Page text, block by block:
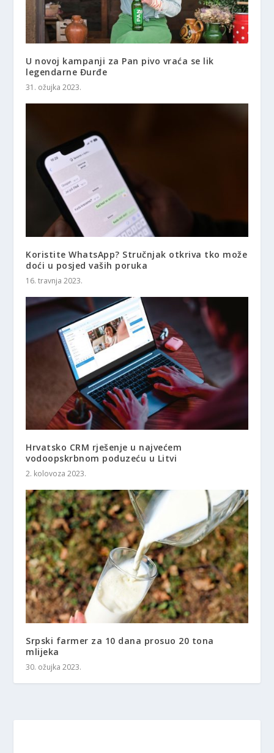
U novoj kampanji za Pan pivo vraća se lik
legendarne Đurđe
31. ožujka 2023.
Koristite WhatsApp? Stručnjak otkriva tko može
doći u posjed vaših poruka
16. travnja 2023.
Hrvatsko CRM rješenje u najvećem
vodoopskrbnom poduzeću u Litvi
2. kolovoza 2023.
Srpski farmer za 10 dana prosuo 20 tona
mlijeka
30. ožujka 2023.